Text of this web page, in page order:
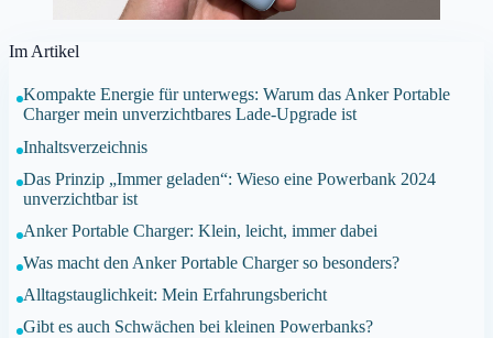
Im Artikel
Kompakte Energie für unterwegs: Warum das Anker Portable
Charger mein unverzichtbares Lade-Upgrade ist
Inhaltsverzeichnis
Das Prinzip „Immer geladen“: Wieso eine Powerbank 2024
unverzichtbar ist
Anker Portable Charger: Klein, leicht, immer dabei
Was macht den Anker Portable Charger so besonders?
Alltagstauglichkeit: Mein Erfahrungsbericht
Gibt es auch Schwächen bei kleinen Powerbanks?